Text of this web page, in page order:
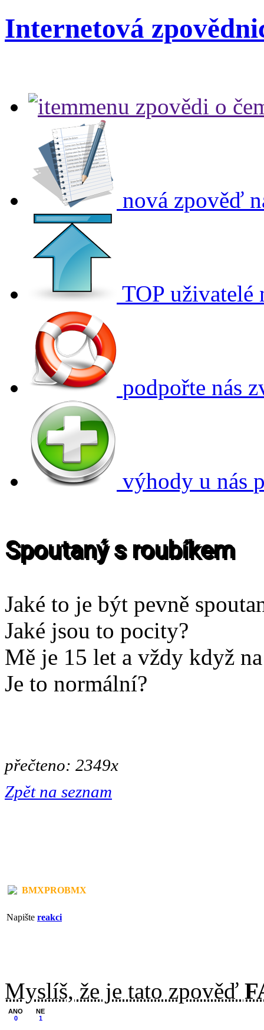
Internetová
zpovědi o
nová zpověď
TOP uživatelé
podpořte nás
výhody u nás
Spoutaný s roubíkem
Jaké to je být pevně
Jaké jsou to pocity?
Mě je 15 let a vždy když
Je to normální?
přečteno: 2349x
Zpět na seznam
BMXPROBMX
Napište reakci
Myslíš, že je tato zpověď
ANO
0
NE
1